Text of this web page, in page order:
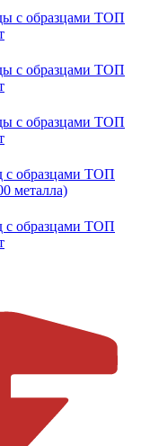
с образцами ТОП
с образцами ТОП
с образцами ТОП
с образцами ТОП
металла)
с образцами ТОП